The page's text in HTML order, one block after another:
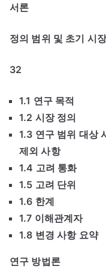
서론
정의 범위 및 초기 시
32
1.1 연구 목적
1.2 시장 정의
1.3 연구 범위 대상
제외 사항
1.4 고려 통화
1.5 고려 단위
1.6 한계
1.7 이해관계자
1.8 변경 사항 요약
연구 방법론